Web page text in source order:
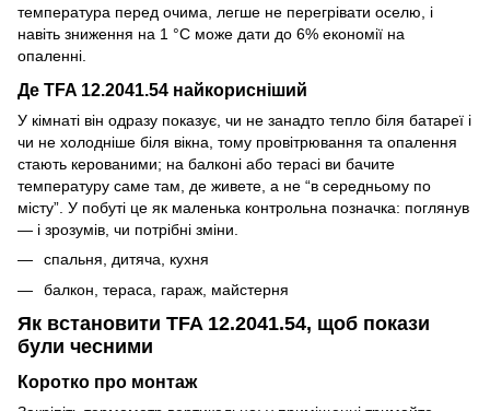
температура перед очима, легше не перегрівати оселю, і
навіть зниження на 1 °C може дати до 6% економії на
опаленні.
Де TFA 12.2041.54 найкорисніший
У кімнаті він одразу показує, чи не занадто тепло біля батареї і
чи не холодніше біля вікна, тому провітрювання та опалення
стають керованими; на балконі або терасі ви бачите
температуру саме там, де живете, а не “в середньому по
місту”. У побуті це як маленька контрольна позначка: поглянув
— і зрозумів, чи потрібні зміни.
спальня, дитяча, кухня
балкон, тераса, гараж, майстерня
Як встановити TFA 12.2041.54, щоб покази
були чесними
Коротко про монтаж